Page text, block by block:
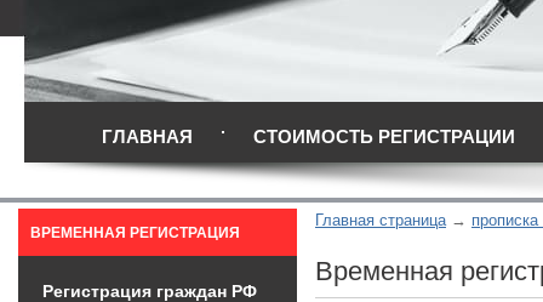
ГЛАВНАЯ СТОИМОСТЬ РЕГИСТРАЦИИ
Главная страница
Временная
ВРЕМЕННАЯ РЕГИСТРАЦИЯ
Регистрация граждан РФ